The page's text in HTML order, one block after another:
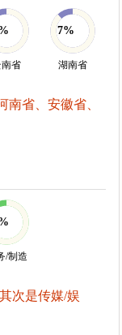
南省
7%
湖南省
南省、安徽省、
/制造
次是传媒/娱